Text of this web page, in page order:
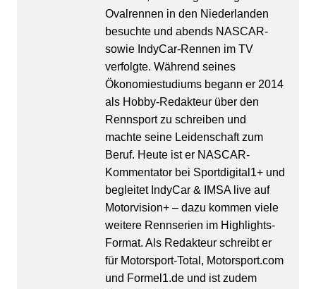
Ovalrennen in den Niederlanden
besuchte und abends NASCAR-
sowie IndyCar-Rennen im TV
verfolgte. Während seines
Ökonomiestudiums begann er 2014
als Hobby-Redakteur über den
Rennsport zu schreiben und
machte seine Leidenschaft zum
Beruf. Heute ist er NASCAR-
Kommentator bei Sportdigital1+ und
begleitet IndyCar & IMSA live auf
Motorvision+ – dazu kommen viele
weitere Rennserien im Highlights-
Format. Als Redakteur schreibt er
für Motorsport-Total, Motorsport.com
und Formel1.de und ist zudem